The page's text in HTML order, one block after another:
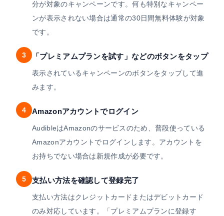
分が対象のキャンペーンです。何も特別なキャンペー
ンが表示されない場合は通常の30日間無料体験が対象
です。
3 「プレミアムプランを試す」などのボタンをタップ
表示されているキャンペーンのボタンをタップして進
みます。
4 Amazonアカウントでログイン
AudibleはAmazonのサービスのため、普段使っている
Amazonアカウントでログインします。アカウントを
お持ちでない場合は新規作成が必要です。
5 支払い方法を確認して登録完了
支払い方法はクレジットカードまたはデビットカード
のみ対応しています。「プレミアムプランに登録す